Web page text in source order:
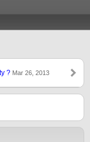
? Mar 26, 2013